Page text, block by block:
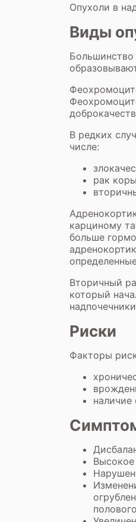
Опухоли в
Виды
В редких
числе:
рак
карциному
больше
Вторичный
который
Риски
Факторы
Высокое